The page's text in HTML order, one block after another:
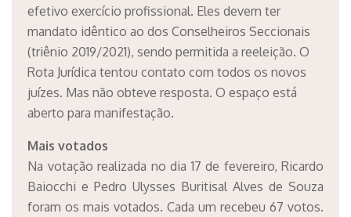
efetivo exercício profissional. Eles devem ter
mandato idêntico ao dos Conselheiros Seccionais
(triênio 2019/2021), sendo permitida a reeleição. O
Rota Jurídica tentou contato com todos os novos
juízes. Mas não obteve resposta. O espaço está
aberto para manifestação.
Mais votados
Na votação realizada no dia 17 de fevereiro, Ricardo
Baiocchi e Pedro Ulysses Buritisal Alves de Souza
foram os mais votados. Cada um recebeu 67 votos.